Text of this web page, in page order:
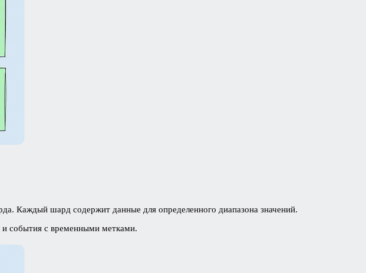
Каждый шард содержит данные для определенного диапазона значений.
события с временными метками.